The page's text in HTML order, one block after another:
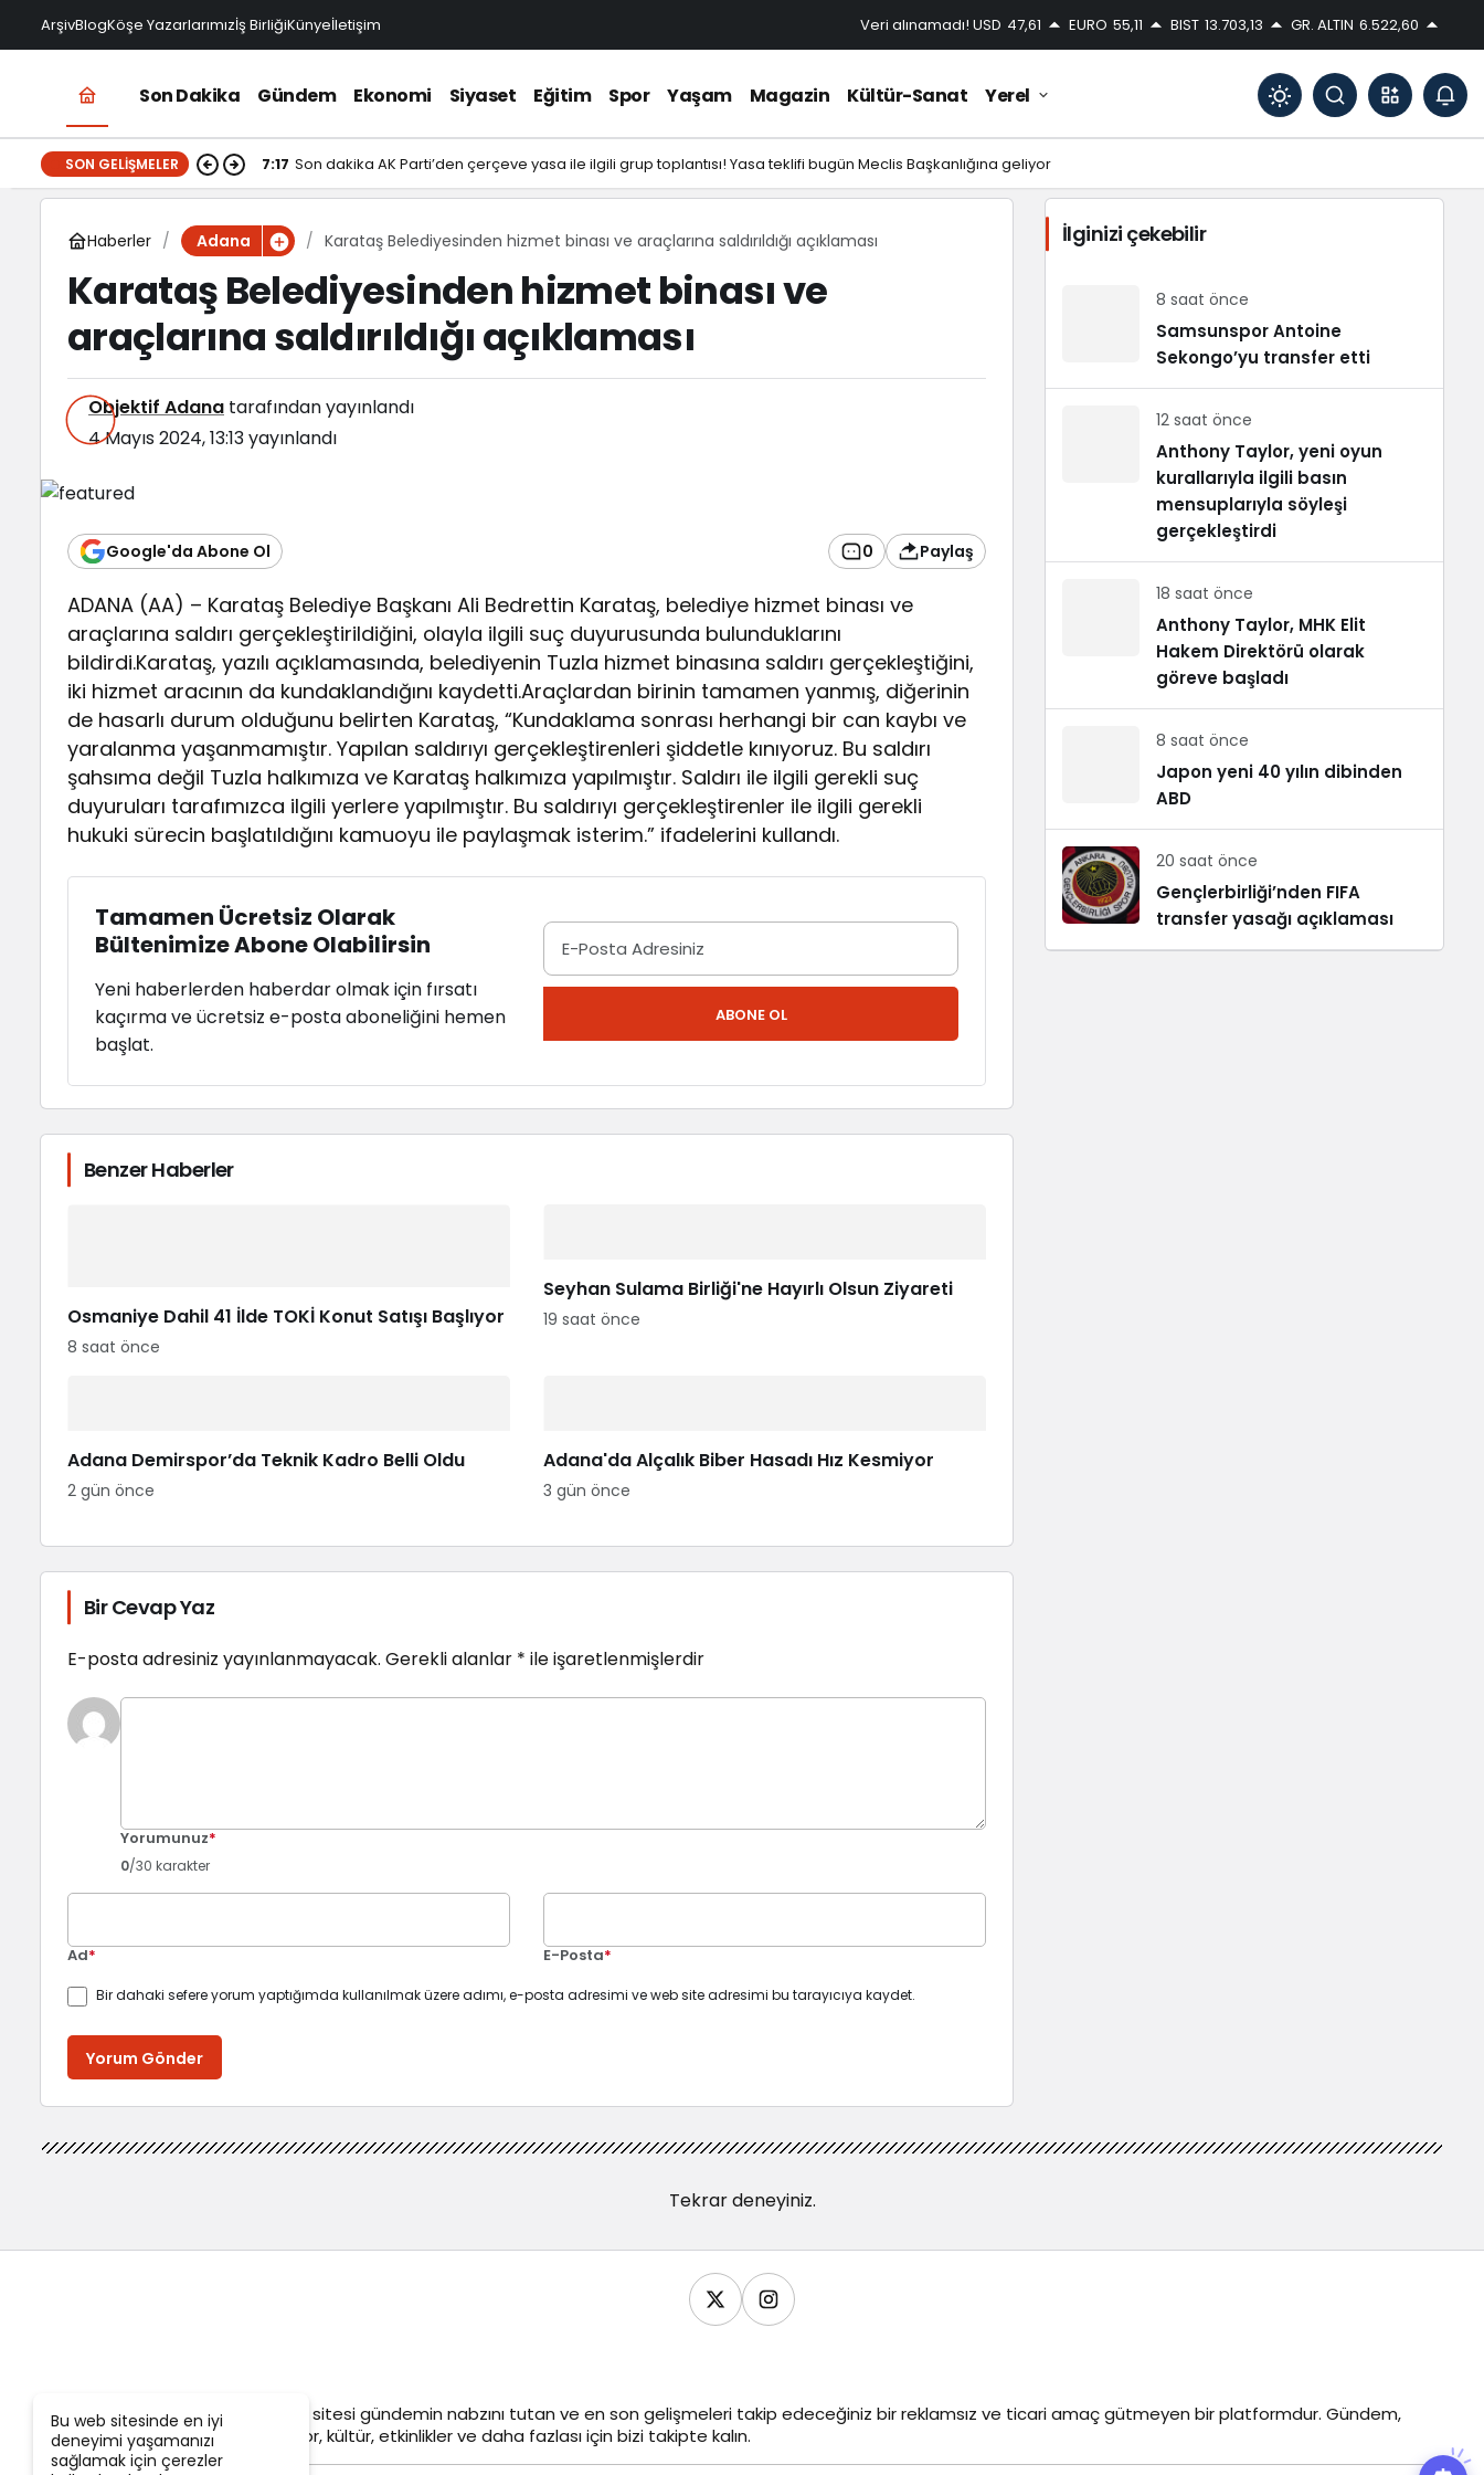
ArşivBlogKöşe Yazarlarımızİş BirliğiKünyeİletişim Veri alınamadı! USD 47,61 EURO 55,11 BIST 13.703,13 GR. ALTIN 6.522,60
Son Dakika Gündem Ekonomi Siyaset Eğitim Spor Yaşam Magazin Kültür-Sanat Yerel
Mod
değiştir
Gündüz modunu seçin.
Sistem modunu seçin.
SON GELIŞMELER 7:17 Son dakika AK Parti’den çerçeve yasa ile ilgili grup toplantısı! Yasa teklifi bugün Meclis Başkanlığına geliyor
Haberler Adana Karataş Belediyesinden hizmet binası ve araçlarına saldırıldığı açıklaması
Karataş Belediyesinden hizmet binası ve
araçlarına saldırıldığı açıklaması
Objektif Adana tarafından yayınlandı
4 Mayıs 2024, 13:13yayınlandı
Google'da Abone Ol 0 Paylaş
ADANA (AA) – Karataş Belediye Başkanı Ali Bedrettin Karataş, belediye hizmet binası ve
araçlarına saldırı gerçekleştirildiğini, olayla ilgili suç duyurusunda bulunduklarını
bildirdi.Karataş, yazılı açıklamasında, belediyenin Tuzla hizmet binasına saldırı gerçekleştiğini,
iki hizmet aracının da kundaklandığını kaydetti.Araçlardan birinin tamamen yanmış, diğerinin
de hasarlı durum olduğunu belirten Karataş, “Kundaklama sonrası herhangi bir can kaybı ve
yaralanma yaşanmamıştır. Yapılan saldırıyı gerçekleştirenleri şiddetle kınıyoruz. Bu saldırı
şahsıma değil Tuzla halkımıza ve Karataş halkımıza yapılmıştır. Saldırı ile ilgili gerekli suç
duyuruları tarafımızca ilgili yerlere yapılmıştır. Bu saldırıyı gerçekleştirenler ile ilgili gerekli
hukuki sürecin başlatıldığını kamuoyu ile paylaşmak isterim.” ifadelerini kullandı.
Tamamen Ücretsiz Olarak
Bültenimize Abone Olabilirsin
Yeni haberlerden haberdar olmak için fırsatı
kaçırma ve ücretsiz e-posta aboneliğini hemen
başlat.
ABONE OL
Benzer Haberler
Osmaniye Dahil 41 İlde TOKİ Konut Satışı Başlıyor
8 saat önce
Seyhan Sulama Birliği'ne Hayırlı Olsun Ziyareti
19 saat önce
Adana Demirspor’da Teknik Kadro Belli Oldu
2 gün önce
Adana'da Alçalık Biber Hasadı Hız Kesmiyor
3 gün önce
Bir Cevap Yaz
E-posta adresiniz yayınlanmayacak. Gerekli alanlar * ile işaretlenmişlerdir
Yorumunuz*
0/30 karakter
Ad* E-Posta*
Bir dahaki sefere yorum yaptığımda kullanılmak üzere adımı, e-posta adresimi ve web site adresimi bu tarayıcıya kaydet.
Yorum Gönder
İlginizi çekebilir
8 saat önce
Samsunspor Antoine
Sekongo’yu transfer etti
12 saat önce
Anthony Taylor, yeni oyun
kurallarıyla ilgili basın
mensuplarıyla söyleşi
gerçekleştirdi
18 saat önce
Anthony Taylor, MHK Elit
Hakem Direktörü olarak
göreve başladı
8 saat önce
Japon yeni 40 yılın dibinden
ABD
20 saat önce
Gençlerbirliği’nden FIFA
transfer yasağı açıklaması
Tekrar deneyiniz.
Bu web sitesinde en iyi
deneyimi yaşamanızı
sağlamak için çerezler
Objektif Adana Son Dakika
haber sitesi gündemin nabzını tutan ve en son gelişmeleri takip edeceğiniz bir reklamsız ve ticari amaç gütmeyen bir platformdur. Gündem,
siyaset, ekonomi, tarım, yerel spor, kültür, etkinlikler ve daha fazlası için bizi takipte kalın.